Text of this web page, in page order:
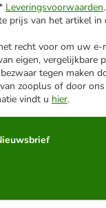
Leveringsvoorwaarden.
prijs van het artikel in
recht voor om uw e-
eigen, vergelijkbare
tegen maken
zooplus of door
vindt u hier.